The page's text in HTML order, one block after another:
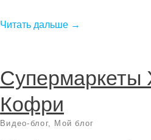
Читать дальше →
Супермаркеты
Кофри
Видео-блог, Мой блог